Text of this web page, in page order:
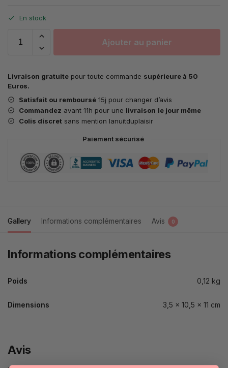
En stock
Ajouter au panier
Livraison gratuite pour toute commande supérieure à 50
Euros.
Satisfait ou remboursé 15j pour changer d’avis
Commandez avant 11h pour une livraison le jour même
Colis discret sans mention lanuitduplaisir
Paiement sécurisé
Gallery Informations complémentaires Avis 0
Informations complémentaires
Poids 0,12 kg
Dimensions 3,5 × 10,5 × 11 cm
Avis